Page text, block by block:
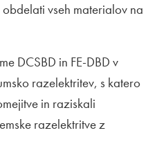
vseh materialov na
DCSBD in FE-DBD v
razelektritev, s katero
in raziskali
razelektritve z